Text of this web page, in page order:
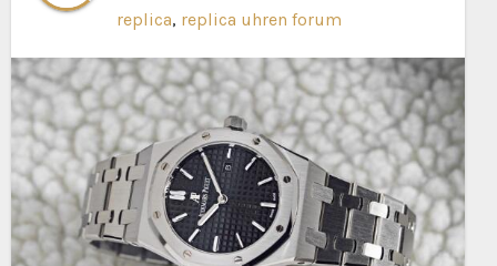
replica, replica uhren forum